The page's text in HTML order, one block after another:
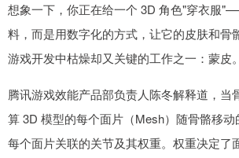
想象一下，你正在给一个 3D 角色"穿衣服
料，而是用数字化的方式，让它的皮肤和骨
游戏开发中枯燥却又关键的工作之一：蒙皮。
腾讯游戏效能产品部负责人陈冬解释道，当
算 3D 模型的每个面片（Mesh）随骨骼移
每个面片关联的关节及其权重。权重决定了